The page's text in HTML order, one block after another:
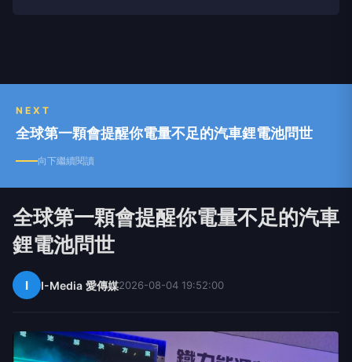
NEXT
全球第一顆會提醒你電量不足的汽車鋰電池問世
向下繼續閱讀
全球第一顆會提醒你電量不足的汽車
鋰電池問世
I I-Media 愛傳媒2026-08-04 19:52:00